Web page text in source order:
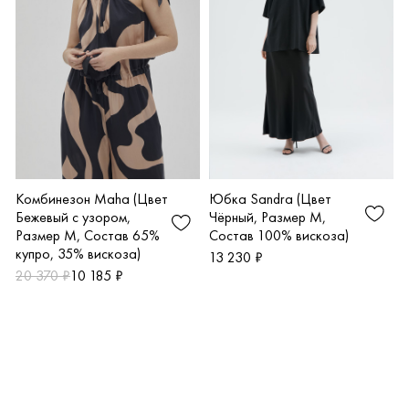
Комбинезон Maha (Цвет
Бежевый с узором,
Размер M, Состав 65%
купро, 35% вискоза)
20 370 ₽10 185 ₽
Юбка Sandra (Цвет
Чёрный, Размер M,
Состав 100% вискоза)
13 230 ₽